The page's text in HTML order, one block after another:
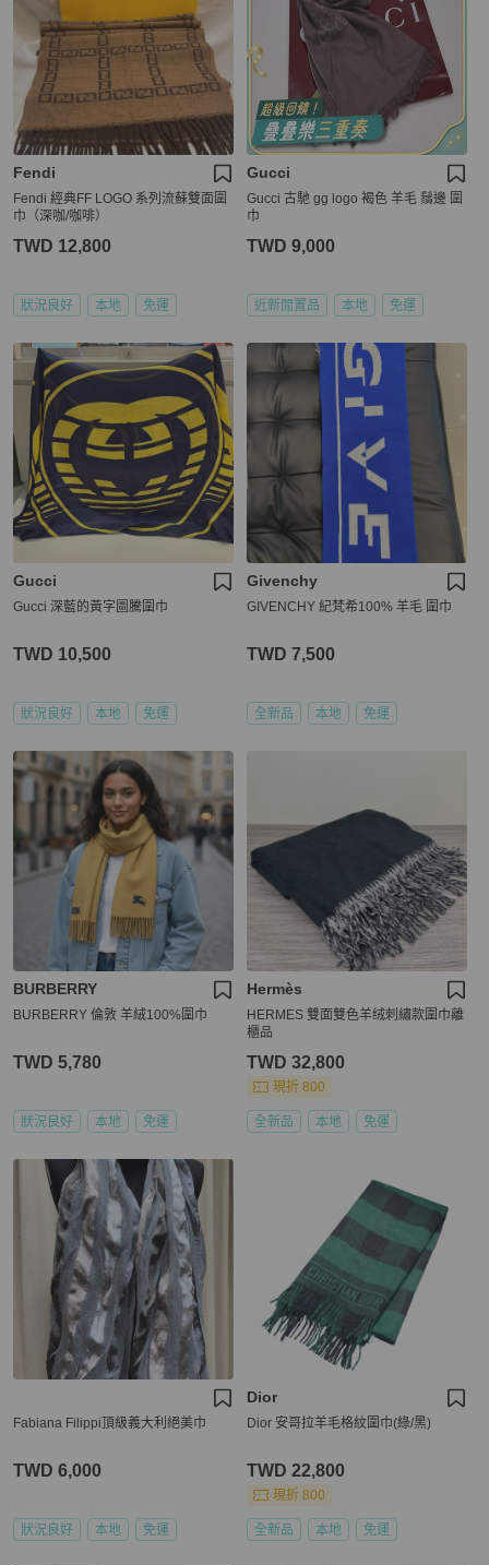
Fendi
Fendi 經典FF LOGO 系列流蘇雙面圍
巾（深咖/咖啡）
TWD 12,800
狀況良好 本地 免運
Gucci
Gucci 古馳 gg logo 褐色 羊毛 鬚邊 圍
巾
TWD 9,000
近新閒置品 本地 免運
Gucci
Gucci 深藍的黃字圖騰圍巾
TWD 10,500
狀況良好 本地 免運
Givenchy
GIVENCHY 紀梵希100% 羊毛 圍巾
TWD 7,500
全新品 本地 免運
BURBERRY
BURBERRY 倫敦 羊絨100%圍巾
TWD 5,780
狀況良好 本地 免運
Hermès
HERMES 雙面雙色羊绒刺繡款圍巾離
櫃品
TWD 32,800
現折 800
全新品 本地 免運
Fabiana Filippi頂級義大利絕美巾
TWD 6,000
狀況良好 本地 免運
Dior
Dior 安哥拉羊毛格紋圍巾(綠/黑)
TWD 22,800
現折 800
全新品 本地 免運